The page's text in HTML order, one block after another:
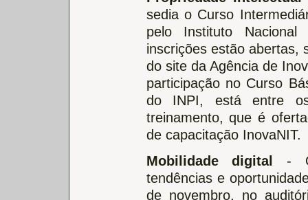
sedia o Curso
pelo Instituto
inscrições estão abertas,
do site da Agência de
participação no Curso
do INPI, está entre
treinamento, que é
de capacitação InovaNIT.
Mobilidade digital-
tendências e
de novembro, no